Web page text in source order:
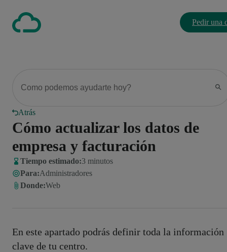
Pedir una
Atrás
Cómo actualizar los datos de
empresa y facturación
Tiempo estimado:3 minutos
Para:Administradores
Donde:Web
En este apartado podrás definir toda la información
clave de tu centro.